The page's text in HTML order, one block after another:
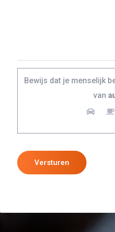
Bewijs dat je menselijk
van